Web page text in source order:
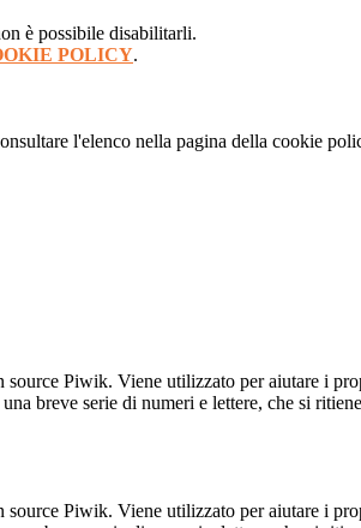
è possibile disabilitarli.
POLICY.
l'elenco nella pagina della cookie
Piwik. Viene utilizzato per aiutare i
breve serie di numeri e lettere, che si
Piwik. Viene utilizzato per aiutare i